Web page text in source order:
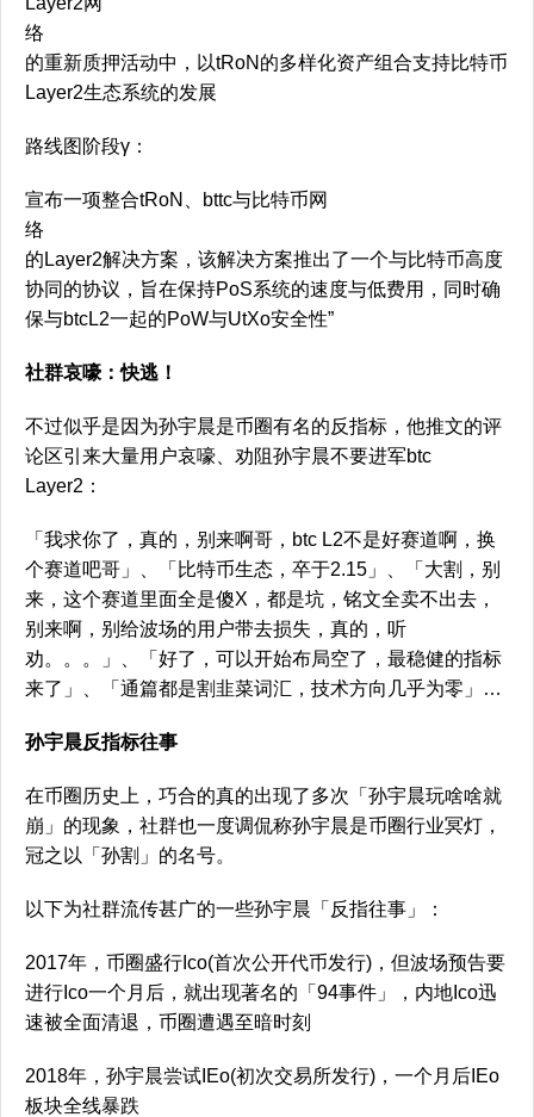
络
的重新质押活动中，以tRoN的多样化资产组合支持比特币
Layer2生态系统的发展
路线图阶段γ：
宣布一项整合tRoN、bttc与比特币网
络
的Layer2解决方案，该解决方案推出了一个与比特币高度
协同的协议，旨在保持PoS系统的速度与低费用，同时确
保与btcL2一起的PoW与UtXo安全性”
社群哀嚎：快逃！
不过似乎是因为孙宇晨是币圈有名的反指标，他推文的评
论区引来大量用户哀嚎、劝阻孙宇晨不要进军btc
Layer2：
「我求你了，真的，别来啊哥，btc L2不是好赛道啊，换
个赛道吧哥」、「比特币生态，卒于2.15」、「大割，别
来，这个赛道里面全是傻X，都是坑，铭文全卖不出去，
别来啊，别给波场的用户带去损失，真的，听
劝。。。」、「好了，可以开始布局空了，最稳健的指标
来了」、「通篇都是割韭菜词汇，技术方向几乎为零」…
孙宇晨反指标往事
在币圈历史上，巧合的真的出现了多次「孙宇晨玩啥啥就
崩」的现象，社群也一度调侃称孙宇晨是币圈行业冥灯，
冠之以「孙割」的名号。
以下为社群流传甚广的一些孙宇晨「反指往事」：
2017年，币圈盛行Ico(首次公开代币发行)，但波场预告要
进行Ico一个月后，就出现著名的「94事件」，内地Ico迅
速被全面清退，币圈遭遇至暗时刻
2018年，孙宇晨尝试IEo(初次交易所发行)，一个月后IEo
板块全线暴跌